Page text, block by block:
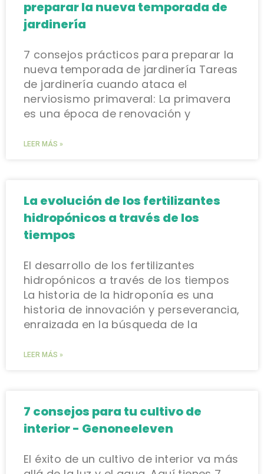
preparar la nueva temporada de
jardinería
7 consejos prácticos para preparar la
nueva temporada de jardinería Tareas
de jardinería cuando ataca el
nerviosismo primaveral: La primavera
es una época de renovación y
LEER MÁS »
La evolución de los fertilizantes
hidropónicos a través de los
tiempos
El desarrollo de los fertilizantes
hidropónicos a través de los tiempos
La historia de la hidroponía es una
historia de innovación y perseverancia,
enraizada en la búsqueda de la
LEER MÁS »
7 consejos para tu cultivo de
interior - Genoneeleven
El éxito de un cultivo de interior va más